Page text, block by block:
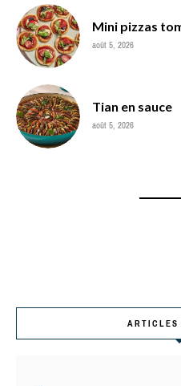
Mini pizzas
août 5, 2026
Tian en sauce
août 5, 2026